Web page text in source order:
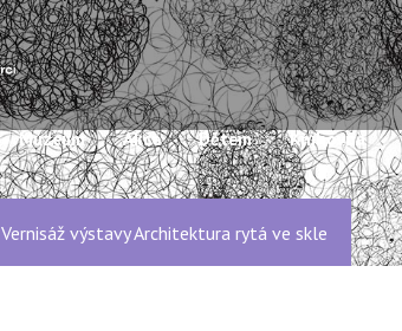
Muzeum Akce Dětem Knihovna
Vernisáž výstavy Architektura rytá ve skle